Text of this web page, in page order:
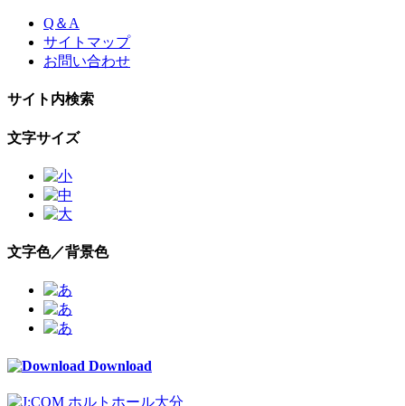
Skip
content
Q＆A
サイトマップ
お問い合わせ
サイト内検索
文字サイズ
文字色／背景色
Download